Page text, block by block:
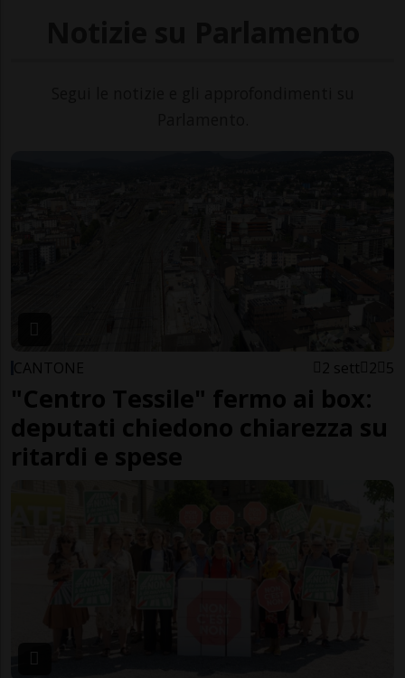
CANTONE 2 sett 2 5
"Centro Tessile" fermo ai box:
deputati chiedono chiarezza su
ritardi e spese